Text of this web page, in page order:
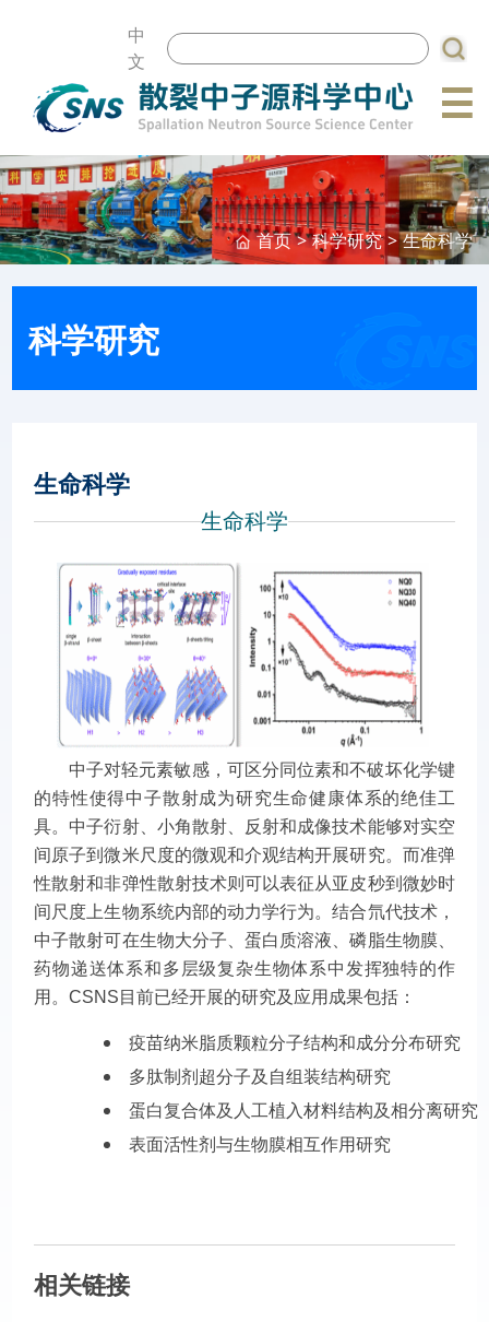
中
文
☰
首页 > 科学研究 > 生命科学
科学研究
生命科学
生命科学
中子对轻元素敏感，可区分同位素和不破坏化学键
的特性使得中子散射成为研究生命健康体系的绝佳工
具。中子衍射、小角散射、反射和成像技术能够对实空
间原子到微米尺度的微观和介观结构开展研究。而准弹
性散射和非弹性散射技术则可以表征从亚皮秒到微妙时
间尺度上生物系统内部的动力学行为。结合氘代技术，
中子散射可在生物大分子、蛋白质溶液、磷脂生物膜、
药物递送体系和多层级复杂生物体系中发挥独特的作
用。CSNS目前已经开展的研究及应用成果包括：
疫苗纳米脂质颗粒分子结构和成分分布研究
多肽制剂超分子及自组装结构研究
蛋白复合体及人工植入材料结构及相分离研究
表面活性剂与生物膜相互作用研究
相关链接